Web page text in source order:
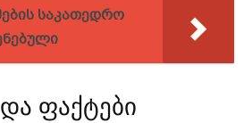
საკათედრო
ფაქტები